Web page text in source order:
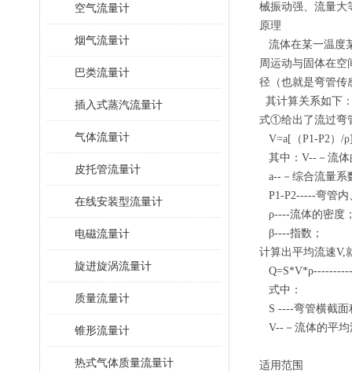
空气流量计
烟气流量计
巴类流量计
插入式蒸汽流量计
气体流量计
皮托管流量计
在线安装型流量计
电磁流量计
旋进旋涡流量计
质量流量计
锥形流量计
热式气体质量流量计
械振动强、流量大
原理
流体在某一温度
周运动与固体在空
径（也就是弯管传
其计算关系如下
式①给出了流过弯
V=a[（P1-P2）/
其中：V--－流体
a--－综合流量系
P1-P2-----弯管内
ρ----流体的密度
β----指数；
计算出平均流速V,
式中：
S ----弯管横截面
V--－流体的平均
适用范围